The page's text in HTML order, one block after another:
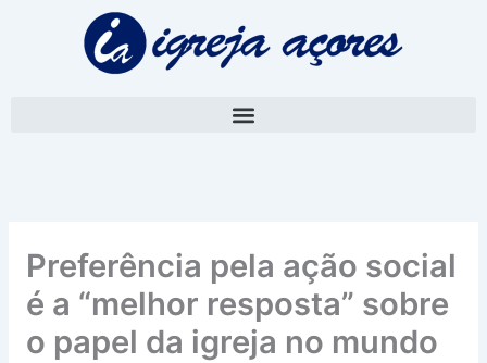
Preferência pela ação social
é a “melhor resposta” sobre
o papel da igreja no mundo